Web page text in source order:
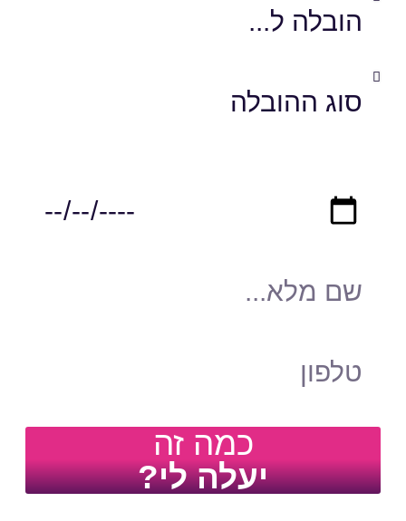
כמה זה
יעלה לי?